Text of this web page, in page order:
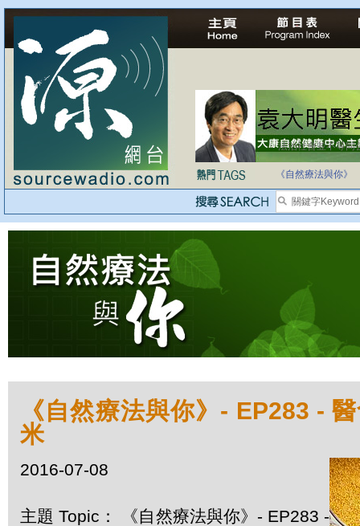
法治社會並不等同
自家教育合法化-
《自然療法與你》
《自然療法與你》- EP283 -
米
2016-07-08
主題 Topic： 《自然療法與你》- EP283 -